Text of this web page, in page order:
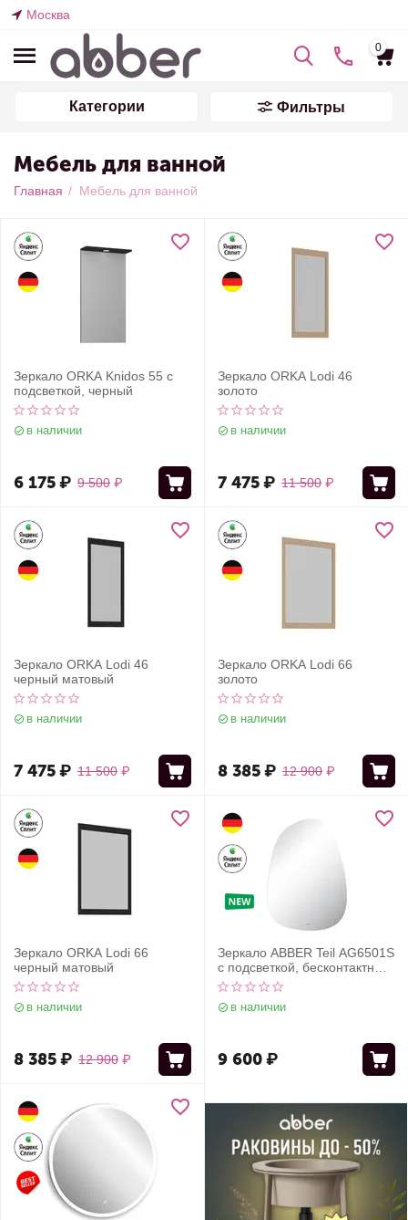
Москва
0
Категории Фильтры
Мебель для ванной
Главная / Мебель для ванной
Зеркало ORKA Knidos 55 с
подсветкой, черный
в наличии
9 500 ₽
6 175₽
Зеркало ORKA Lodi 46
золото
в наличии
11 500 ₽
7 475₽
Зеркало ORKA Lodi 46
черный матовый
в наличии
11 500 ₽
7 475₽
Зеркало ORKA Lodi 66
золото
в наличии
12 900 ₽
8 385₽
Зеркало ORKA Lodi 66
черный матовый
в наличии
12 900 ₽
8 385₽
Зеркало ABBER Teil AG6501S
с подсветкой, бесконтактный
выключатель, диммер
в наличии
9 600₽